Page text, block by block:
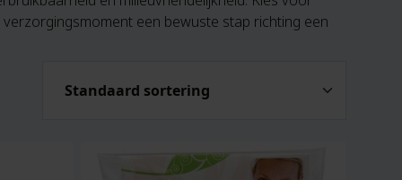
een bewuste stap richting een